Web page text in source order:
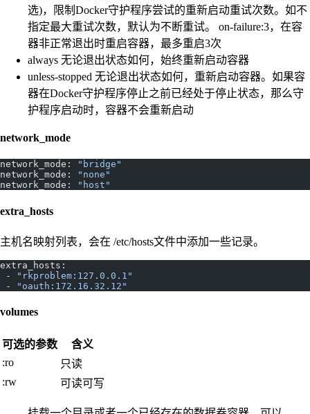
选)，限制Docker守护程序尝试的重新启动重试次数。如不
指定最大重试次数，默认为不断重试。 on-failure:3，在容
器非正常退出时重启容器，最多重启3次
always 无论退出状态如何，始终重新启动容器
unless-stopped 无论退出状态如何，重新启动容器。如果容
器在Docker守护程序停止之前已经处于停止状态，那么守
护程序启动时，容器不会重新启动
network_mode
network_mode:
"bridge"
network_mode:
"none"
network_mode:
"host"
extra_hosts
主机名映射列表，会在 /etc/hosts文件中添加一些记录。
extra_hosts:
-
"rkproblem:127.0.0.1"
-
"oauth:172.16.32.12"
volumes
可选的参数
含义
:ro
只读
:rw
可读可写